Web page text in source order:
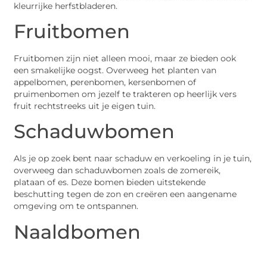
kleurrijke herfstbladeren.
Fruitbomen
Fruitbomen zijn niet alleen mooi, maar ze bieden ook
een smakelijke oogst. Overweeg het planten van
appelbomen, perenbomen, kersenbomen of
pruimenbomen om jezelf te trakteren op heerlijk vers
fruit rechtstreeks uit je eigen tuin.
Schaduwbomen
Als je op zoek bent naar schaduw en verkoeling in je tuin,
overweeg dan schaduwbomen zoals de zomereik,
plataan of es. Deze bomen bieden uitstekende
beschutting tegen de zon en creëren een aangename
omgeving om te ontspannen.
Naaldbomen